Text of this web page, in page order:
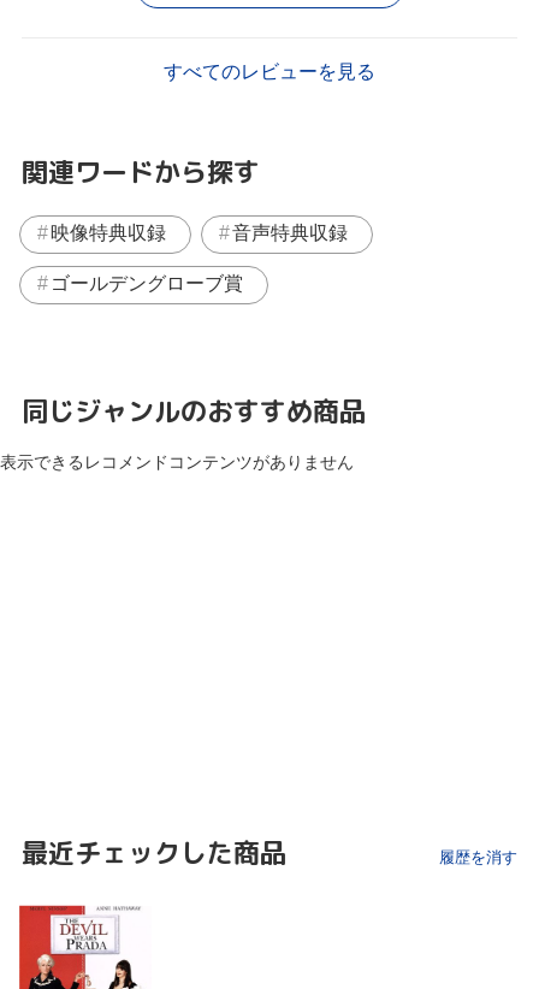
すべてのレビューを見る
関連ワードから探す
映像特典収録 音声特典収録
ゴールデングローブ賞
同じジャンルのおすすめ商品
表示できるレコメンドコンテンツがありません
最近チェックした商品 履歴を消す